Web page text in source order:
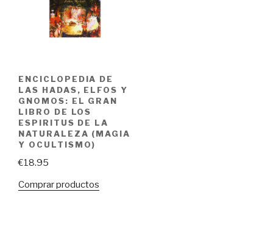
ENCICLOPEDIA DE
LAS HADAS, ELFOS Y
GNOMOS: EL GRAN
LIBRO DE LOS
ESPIRITUS DE LA
NATURALEZA (MAGIA
Y OCULTISMO)
€18.95
Comprar productos